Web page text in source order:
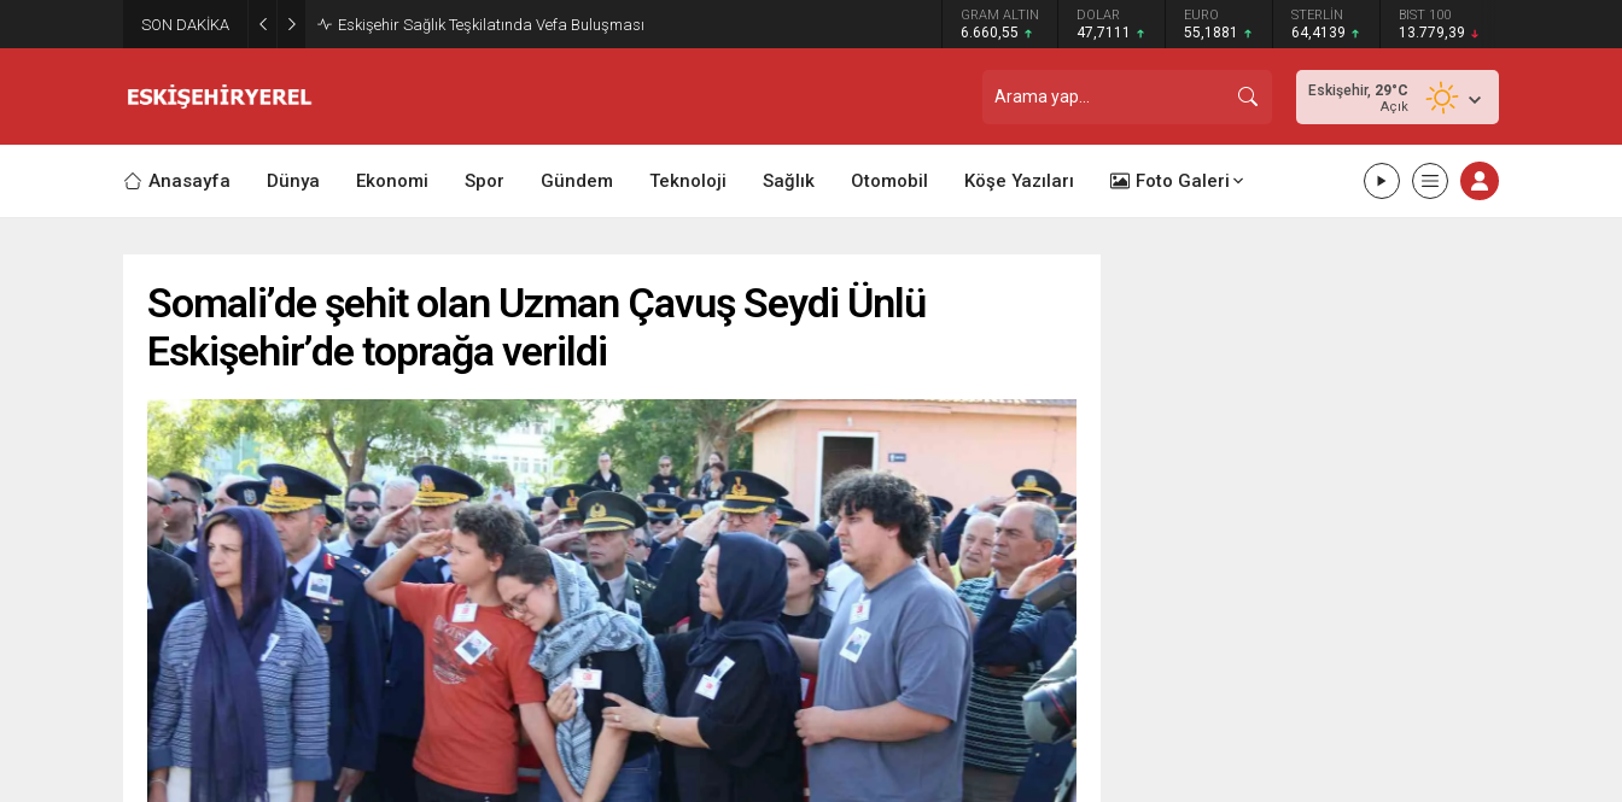
SON DAKİKA Eskişehir Sağlık Teşkilatında Vefa Buluşması GRAM ALTIN
6.660,55
DOLAR
47,7111
EURO
55,1881
STERLİN
64,4139
BIST 100
13.779,39
Eskişehir, 29°C
Açık
Anasayfa Dünya Ekonomi Spor Gündem Teknoloji Sağlık Otomobil Köşe Yazıları Foto Galeri
Somali’de şehit olan Uzman Çavuş Seydi Ünlü
Eskişehir’de toprağa verildi